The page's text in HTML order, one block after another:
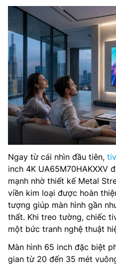
Ngay từ cái nhìn đầu tiên,
inch 4K UA65M70HAKXXV
mạnh nhờ thiết kế Metal
viền kim loại được hoàn
tượng giúp màn hình gần
thất. Khi treo tường, chiếc
một bức tranh nghệ thuật
Màn hình 65 inch đặc biệt
gian từ 20 đến 35 mét